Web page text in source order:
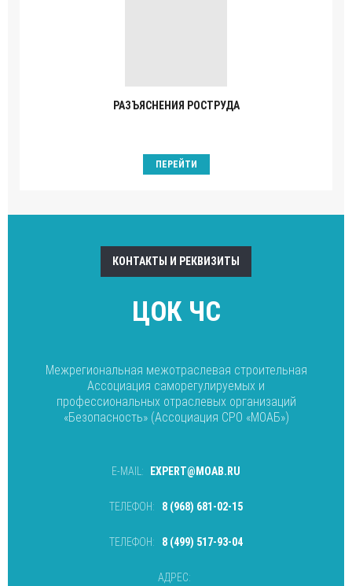
РАЗЪЯСНЕНИЯ РОСТРУДА
ПЕРЕЙТИ
КОНТАКТЫ И РЕКВИЗИТЫ
ЦОК ЧС
Межрегиональная межотраслевая строительная
Ассоциация саморегулируемых и
профессиональных отраслевых организаций
«Безопасность» (Ассоциация СРО «МОАБ»)
E-MAIL: EXPERT@MOAB.RU
ТЕЛЕФОН: 8 (968) 681-02-15
ТЕЛЕФОН: 8 (499) 517-93-04
АДРЕС: